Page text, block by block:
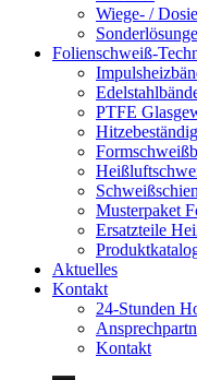
Wiege- /
Folienschweiß-
PTFE
Musterpaket
Ersatzteile
Aktuelles
Kontakt
24-Stunden
Kontakt